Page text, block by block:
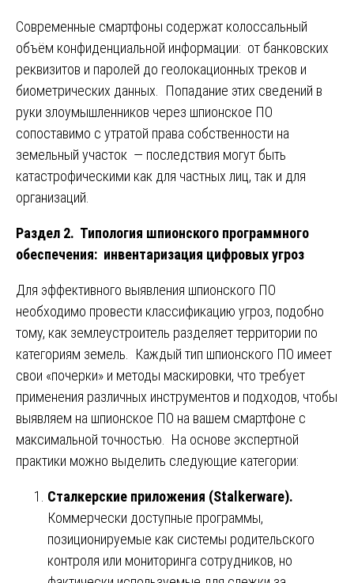
Современные смартфоны содержат колоссальный
объём конфиденциальной информации: от банковских
реквизитов и паролей до геолокационных треков и
биометрических данных. Попадание этих сведений в
руки злоумышленников через шпионское ПО
сопоставимо с утратой права собственности на
земельный участок — последствия могут быть
катастрофическими как для частных лиц, так и для
организаций.
Раздел 2. Типология шпионского программного
обеспечения: инвентаризация цифровых угроз
Для эффективного выявления шпионского ПО
необходимо провести классификацию угроз, подобно
тому, как землеустроитель разделяет территории по
категориям земель. Каждый тип шпионского ПО имеет
свои «почерки» и методы маскировки, что требует
применения различных инструментов и подходов, чтобы
выявляем на шпионское ПО на вашем смартфоне с
максимальной точностью. На основе экспертной
практики можно выделить следующие категории:
Сталкерские приложения (Stalkerware).
Коммерчески доступные программы,
позиционируемые как системы родительского
контроля или мониторинга сотрудников, но